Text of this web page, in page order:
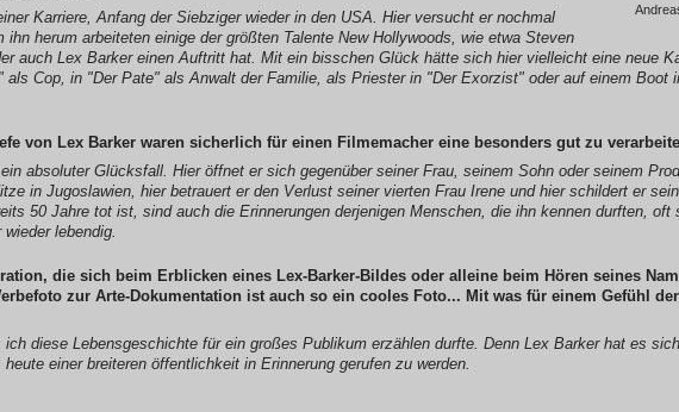
Karriere, Anfang der Siebziger wieder in den USA. Hier versucht er nochmal
herum arbeiteten einige der größten Talente New Hollywoods, wie etwa Steven
auch Lex Barker einen Auftritt hat. Mit ein bisschen Glück hätte sich hier vielleicht eine neue
Cop, in "Der Pate" als Anwalt der Familie, als Priester in "Der Exorzist" oder auf einem Boot
von Lex Barker waren sicherlich für einen Filmemacher eine besonders gut zu
absoluter Glücksfall. Hier öffnet er sich gegenüber seiner Frau, seinem Sohn oder seinem
in Jugoslawien, hier betrauert er den Verlust seiner vierten Frau Irene und hier schildert er
50 Jahre tot ist, sind auch die Erinnerungen derjenigen Menschen, die ihn kennen durften, oft
lebendig.
die sich beim Erblicken eines Lex-Barker-Bildes oder alleine beim Hören seines
zur Arte-Dokumentation ist auch so ein cooles Foto... Mit was für einem Gefühl
diese Lebensgeschichte für ein großes Publikum erzählen durfte. Denn Lex Barker hat es
einer breiteren öffentlichkeit in Erinnerung gerufen zu werden.